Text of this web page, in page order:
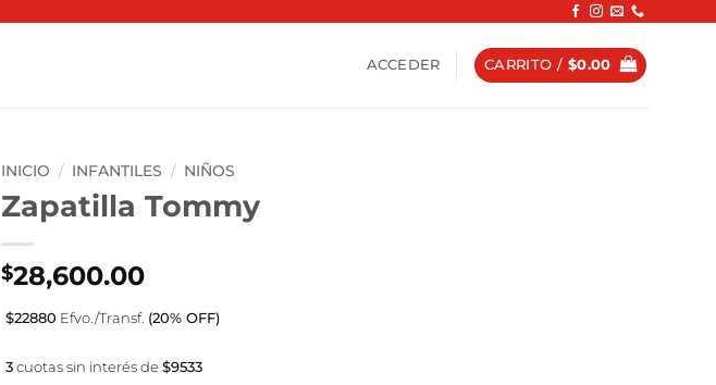
ACCEDER CARRITO / $0.00
INICIO / INFANTILES / NIÑOS
Zapatilla Tommy
$28,600.00
$22880 Efvo./Transf. (20% OFF)
3cuotas sin interés de $9533